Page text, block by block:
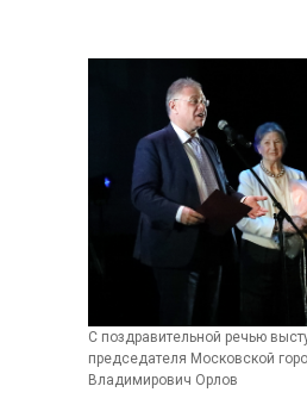
С поздравительной речью
председателя Московской
Владимирович Орлов
Благотворительный
развития
студенческого
(Некоммерческая
организация)
ИНН 7707060663 • ОГРН